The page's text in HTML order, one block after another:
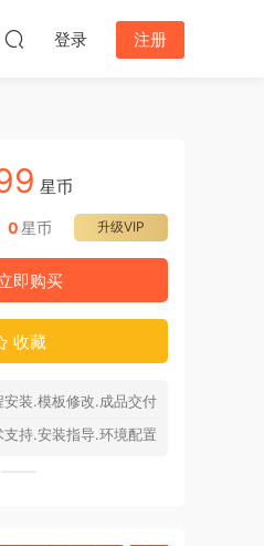
登录 注册
星币
升级VIP
0星币
即购买
收藏
安装.模板修改.成品交付
支持.安装指导.环境配置